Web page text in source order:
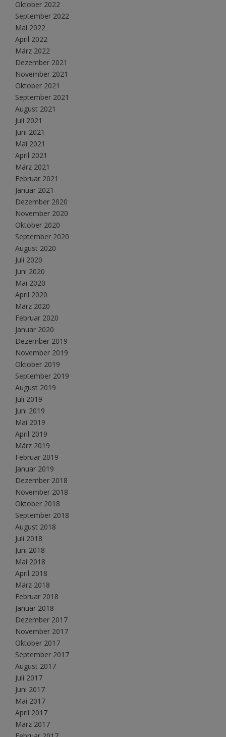
Oktober 2022
September 2022
Mai 2022
April 2022
März 2022
Dezember 2021
November 2021
Oktober 2021
September 2021
August 2021
Juli 2021
Juni 2021
Mai 2021
April 2021
März 2021
Februar 2021
Januar 2021
Dezember 2020
November 2020
Oktober 2020
September 2020
August 2020
Juli 2020
Juni 2020
Mai 2020
April 2020
März 2020
Februar 2020
Januar 2020
Dezember 2019
November 2019
Oktober 2019
September 2019
August 2019
Juli 2019
Juni 2019
Mai 2019
April 2019
März 2019
Februar 2019
Januar 2019
Dezember 2018
November 2018
Oktober 2018
September 2018
August 2018
Juli 2018
Juni 2018
Mai 2018
April 2018
März 2018
Februar 2018
Januar 2018
Dezember 2017
November 2017
Oktober 2017
September 2017
August 2017
Juli 2017
Juni 2017
Mai 2017
April 2017
März 2017